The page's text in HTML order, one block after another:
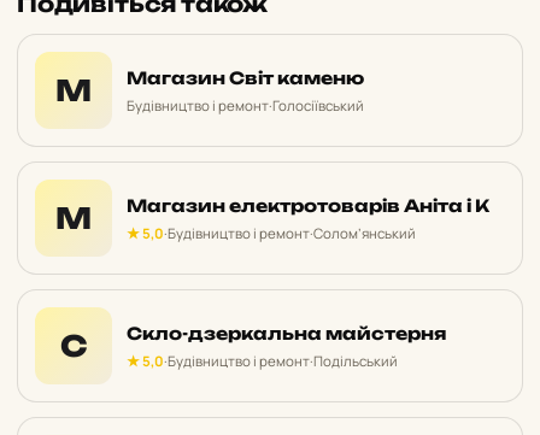
М Магазин Світ каменю
Будівництво і ремонт·Голосіївський
М Магазин електротоварів Аніта і К
★ 5,0·Будівництво і ремонт·Солом’янський
С Скло-дзеркальна майстерня
★ 5,0·Будівництво і ремонт·Подільський